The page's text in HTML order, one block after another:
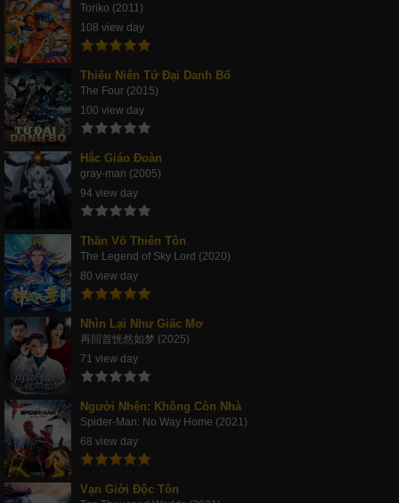
Toriko (2011)
108 view day
Thiếu Niên Tứ Đại Danh Bổ
The Four (2015)
100 view day
Hắc Giáo Đoàn
gray-man (2005)
94 view day
Thần Võ Thiên Tôn
The Legend of Sky Lord (2020)
80 view day
Nhìn Lại Như Giấc Mơ
再回首恍然如梦 (2025)
71 view day
Người Nhện: Không Còn Nhà
Spider-Man: No Way Home (2021)
68 view day
Vạn Giới Độc Tôn